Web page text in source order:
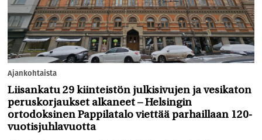
Ajankohtaista
Liisankatu 29 kiinteistön julkisivujen ja vesikaton
peruskorjaukset alkaneet – Helsingin
ortodoksinen Pappilatalo viettää parhaillaan 120-
vuotisjuhlavuotta